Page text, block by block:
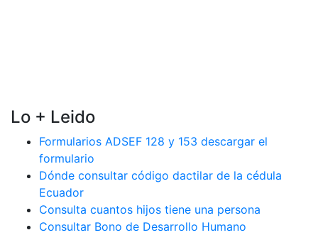
Lo + Leido
Formularios ADSEF 128 y 153 descargar el
formulario
Dónde consultar código dactilar de la cédula
Ecuador
Consulta cuantos hijos tiene una persona
Consultar Bono de Desarrollo Humano